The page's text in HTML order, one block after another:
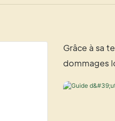
Grâce à sa
dommages